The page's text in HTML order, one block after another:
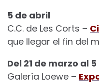
5 de abril
C.C. de Les Corts –
que llegar el fin del
Del 21 de marzo al
Galería Loewe –